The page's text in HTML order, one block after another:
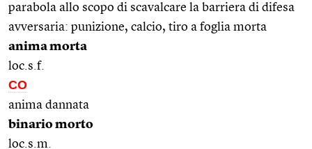
parabola allo scopo di scavalcare la barriera di difesa
avversaria: punizione, calcio, tiro a foglia morta
anima morta
loc.s.f.
CO
anima dannata
binario morto
loc.s.m.